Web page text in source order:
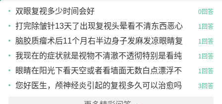
双眼复视多少时间会好 0回答
打完除皱针13天了出现复视头晕看不清东西恶心
想吐有没有缓解的
1回答
脑胶质瘤术后11个月右半边身子发麻发凉眼睛复
视
1回答
我现在的症状就是视物不清澈不透彻特别是看纯
色的物体感觉有层花影隔着，眼花，混浊，重影复
视，看灯光有一
1回答
眼睛在阳光下看天空或者看墙面无数白点漂浮不
定眼花模糊夜盲复视重影，重影是全面的，看灯光
1回答
您好医生，颅神经炎引起的复视多久可以治愈吗 3回答